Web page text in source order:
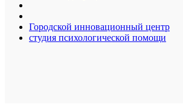
Городской инновационный центр
студия психологической помощи